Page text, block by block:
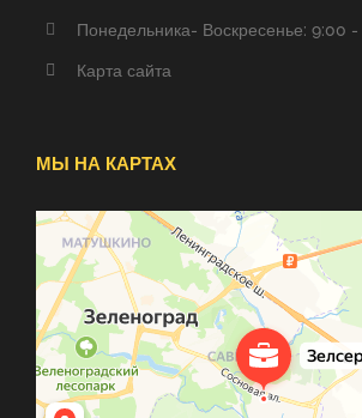
Понедельника- Воскресенье: 9:00 -
Карта сайта
МЫ НА КАРТАХ